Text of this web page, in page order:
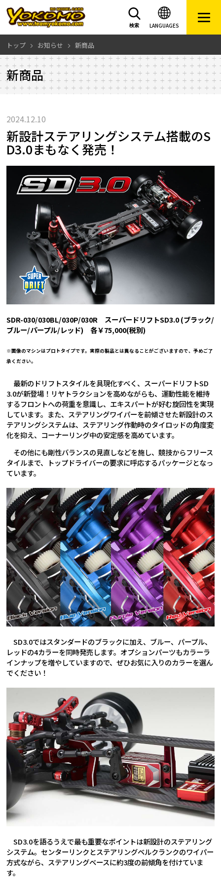
LANGUAGES
検索
トップ お知らせ 新商品
新商品
2024.12.10
新設計ステアリングシステム搭載のS
D3.0まもなく発売！
SDR-030/030BL/030P/030R スーパードリフトSD3.0 (ブラック/
ブルー/パープル/レッド) 各￥75,000(税別)
※画像のマシンはプロトタイプです。実際の製品とは異なることがございますので、予めご了
承ください。
最新のドリフトスタイルを具現化すべく、スーパードリフトSD
3.0が新登場！リヤトラクションを高めながらも、運動性能を維持
するフロントへの荷重を意識し、エキスパートが好む旋回性を実現
しています。また、ステアリングワイパーを前傾させた新設計のス
テアリングシステムは、ステアリング作動時のタイロッドの角度変
化を抑え、コーナーリング中の安定感を高めています。
その他にも剛性バランスの見直しなどを施し、競技からフリース
タイルまで、トップドライバーの要求に呼応するパッケージとなっ
ています。
SD3.0ではスタンダードのブラックに加え、ブルー、パープル、
レッドの4カラーを同時発売します。オプションパーツもカラーラ
インナップを増やしていますので、ぜひお気に入りのカラーを選ん
でください！
SD3.0を語るうえで最も重要なポイントは新設計のステアリング
システム。センターリンクとステアリングベルクランクのワイパー
方式ながら、ステアリングベースに約3度の前傾角を付けていま
す。